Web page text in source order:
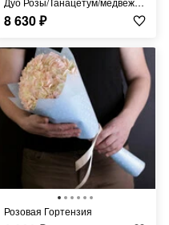
8 630₽
Розовая Гортензия